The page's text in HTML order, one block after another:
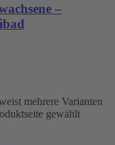
–
mehrere Varianten
gewählt